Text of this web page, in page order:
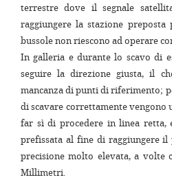
terrestre dove il segnale
raggiungere la stazione
bussole non riescono ad operare
In galleria e durante lo scavo di
seguire la direzione giusta, il
mancanza di punti di riferimento;
di scavare correttamente
far sì di procedere in linea retta,
prefissata al fine di raggiungere
precisione molto elevata, a
Millimetri.